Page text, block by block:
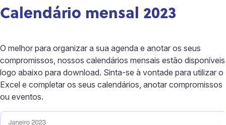
Calendário mensal 2023
O melhor para organizar a sua agenda e anotar os seus
compromissos, nossos calendários mensais estão disponíveis
logo abaixo para download. Sinta-se à vontade para utilizar o
Excel e completar os seus calendários, anotar compromissos
ou eventos.